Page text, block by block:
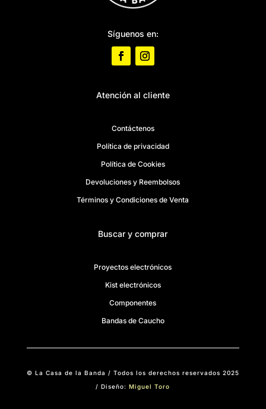
Síguenos en:
Atención al cliente
Contáctenos
Política de privacidad
Política de Cookies
Devoluciones y Reembolsos
Términos y Condiciones de Venta
Buscar y comprar
Proyectos electrónicos
Kist electrónicos
Componentes
Bandas de Caucho
© La Casa de la Banda / Todos los derechos reservados 2025
/ Diseño:Miguel Toro